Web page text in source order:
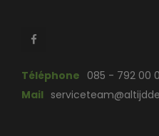
Téléphone 085 - 792 00
Mail